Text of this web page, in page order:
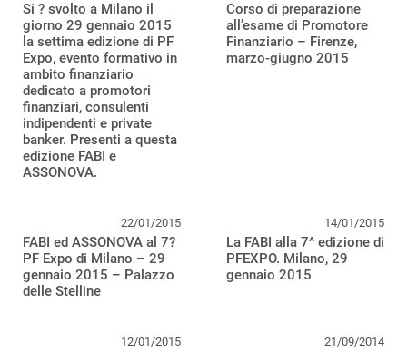
Si ? svolto a Milano il
giorno 29 gennaio 2015
la settima edizione di PF
Expo, evento formativo in
ambito finanziario
dedicato a promotori
finanziari, consulenti
indipendenti e private
banker. Presenti a questa
edizione FABI e
ASSONOVA.
Corso di preparazione
all’esame di Promotore
Finanziario – Firenze,
marzo-giugno 2015
22/01/2015
FABI ed ASSONOVA al 7?
PF Expo di Milano – 29
gennaio 2015 – Palazzo
delle Stelline
14/01/2015
La FABI alla 7^ edizione di
PFEXPO. Milano, 29
gennaio 2015
12/01/2015 21/09/2014